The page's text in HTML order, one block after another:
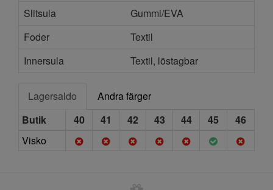
Slitsula
Gummi/EVA
Foder
Textil
Innersula
Textil, löstagbar
Lagersaldo
Andra färger
Butik
40 41 42 43 44 45
46
Visko